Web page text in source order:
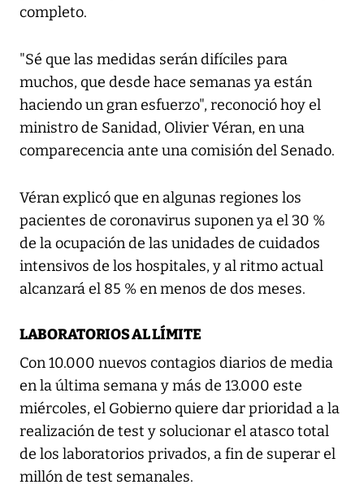
completo.
"Sé que las medidas serán difíciles para
muchos, que desde hace semanas ya están
haciendo un gran esfuerzo", reconoció hoy el
ministro de Sanidad, Olivier Véran, en una
comparecencia ante una comisión del Senado.
Véran explicó que en algunas regiones los
pacientes de coronavirus suponen ya el 30 %
de la ocupación de las unidades de cuidados
intensivos de los hospitales, y al ritmo actual
alcanzará el 85 % en menos de dos meses.
LABORATORIOS AL LÍMITE
Con 10.000 nuevos contagios diarios de media
en la última semana y más de 13.000 este
miércoles, el Gobierno quiere dar prioridad a la
realización de test y solucionar el atasco total
de los laboratorios privados, a fin de superar el
millón de test semanales.